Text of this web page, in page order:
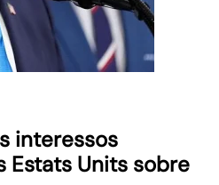
interessos
Estats Units sobre